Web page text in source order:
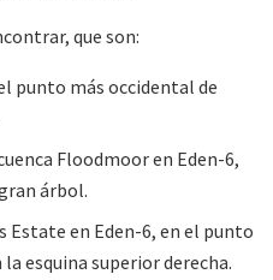
que son:
punto más occidental de
Floodmoor en Eden-6,
árbol.
Estate en Eden-6, en el punto
esquina superior derecha.